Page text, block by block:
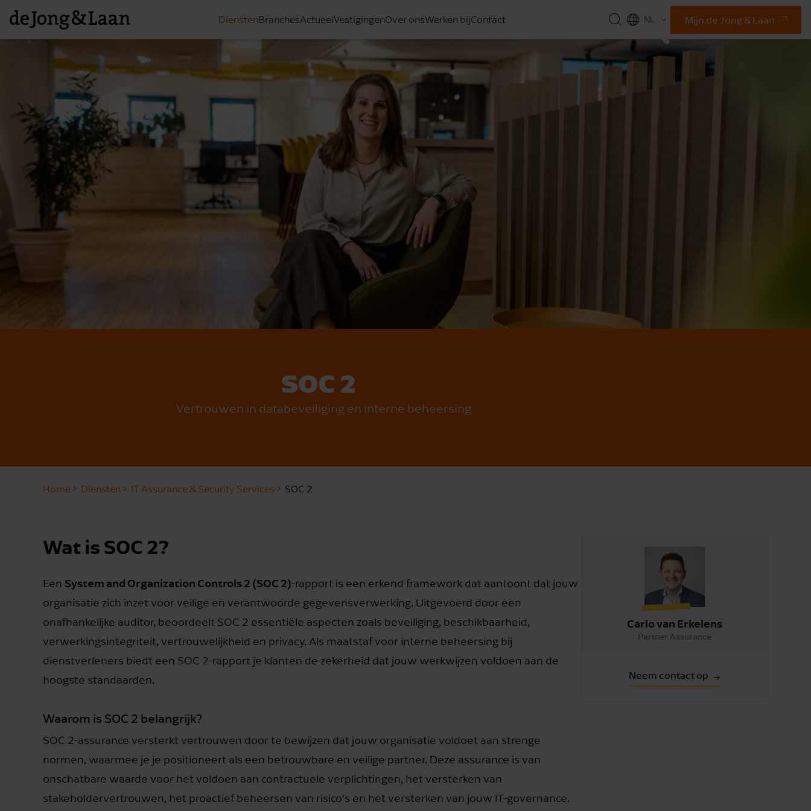
DienstenBranchesActueelVestigingenOver onsWerken bijContact
NL
EN
Mijn de Jong & Laan
SOC 2
Vertrouwen in databeveiliging en interne beheersing
Home Diensten IT Assurance & Security Services SOC 2
Wat is SOC 2?
Een System and Organization Controls 2 (SOC 2)-rapport is een erkend framework dat aantoont dat jouw
organisatie zich inzet voor veilige en verantwoorde gegevensverwerking. Uitgevoerd door een
onafhankelijke auditor, beoordeelt SOC 2 essentiële aspecten zoals beveiliging, beschikbaarheid,
verwerkingsintegriteit, vertrouwelijkheid en privacy. Als maatstaf voor interne beheersing bij
dienstverleners biedt een SOC 2-rapport je klanten de zekerheid dat jouw werkwijzen voldoen aan de
hoogste standaarden.
Waarom is SOC 2 belangrijk?
SOC 2-assurance versterkt vertrouwen door te bewijzen dat jouw organisatie voldoet aan strenge
normen, waarmee je je positioneert als een betrouwbare en veilige partner. Deze assurance is van
onschatbare waarde voor het voldoen aan contractuele verplichtingen, het versterken van
stakeholdervertrouwen, het proactief beheersen van risico’s en het versterken van jouw IT-governance.
Carlo van Erkelens
Partner Assurance
Neem contact op